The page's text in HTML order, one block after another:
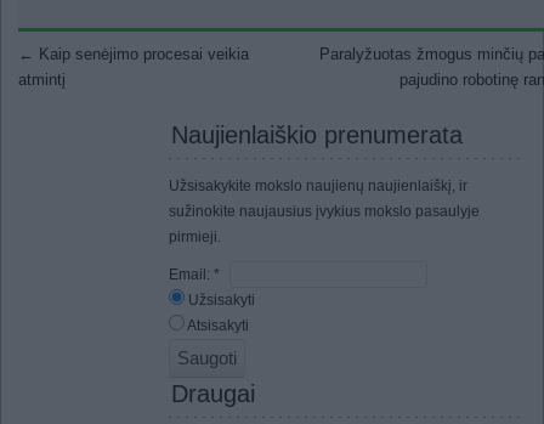
Post navigation
← Kaip senėjimo procesai veikia
atmintį
Paralyžuotas žmogus minčių
pajudino robotinę
Naujienlaiškio prenumerata
Užsisakykite mokslo naujienų naujienlaiškį, ir
sužinokite naujausius įvykius mokslo pasaulyje
pirmieji.
Email: *
Užsisakyti
Atsisakyti
Draugai